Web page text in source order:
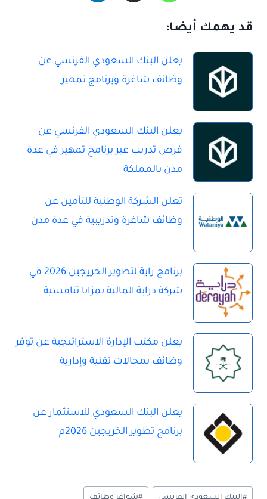
قد يهمك أيضا:
يعلن البنك السعودي الفرنسي عن
وظائف شاغرة وبرنامج تمهير
يعلن البنك السعودي الفرنسي عن
فرص تدريب عبر برنامج تمهير في عدة
مدن بالمملكة
تعلن الشركة الوطنية للتأمين عن
وظائف شاغرة وتدريبية في عدة مدن
برنامج راية لتطوير الخريجين 2026 في
شركة دراية المالية بمزايا تنافسية
يعلن مكتب الإدارة الاستراتيجية عن توفر
وظائف بمجالات تقنية وإدارية
يعلن البنك السعودي للاستثمار عن
برنامج تطوير الخريجين 2026م
و